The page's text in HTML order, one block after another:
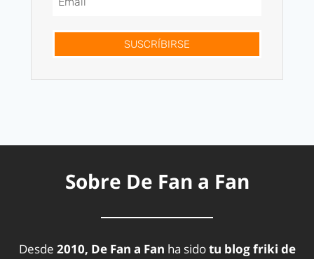
SUSCRÍBIRSE
Sobre De Fan a Fan
Desde 2010, De Fan a Fan ha sidotu blog friki de